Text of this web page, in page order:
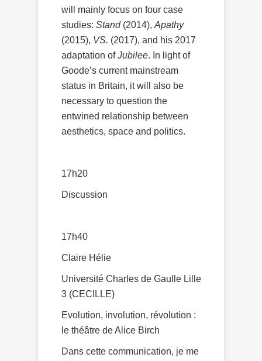
will mainly focus on four case
studies: Stand (2014),Apathy
(2015), VS. (2017), and his 2017
adaptation ofJubilee. In light of
Goode’s current mainstream
status in Britain, it will also be
necessary to question the
entwined relationship between
aesthetics, space and politics.
17h20
Discussion
17h40
Claire Hélie
Université Charles de Gaulle Lille
3 (CECILLE)
Evolution, involution, révolution :
le théâtre de Alice Birch
Dans cette communication, je me